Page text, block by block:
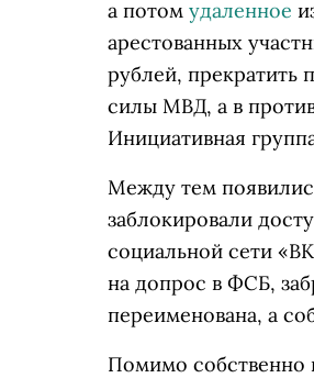
а потом удаленное
арестованных
рублей, прекратить
силы МВД, а в
Инициативная
Между тем
заблокировали
социальной сети
на допрос в ФСБ,
переименована, а
Помимо собственно